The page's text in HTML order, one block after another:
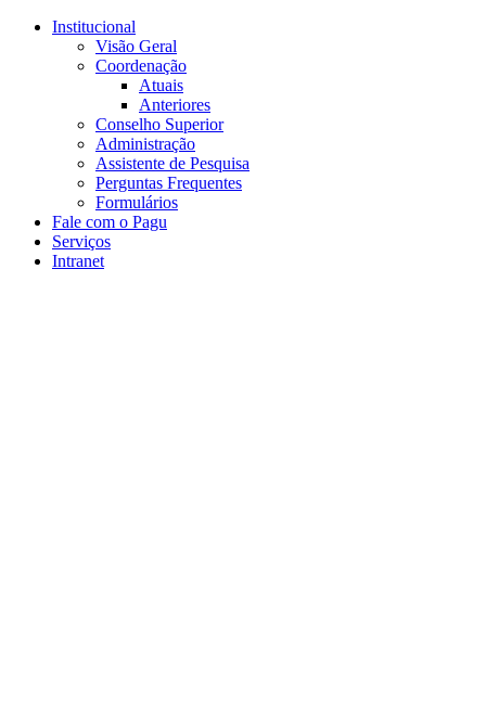
Conteúdo principal
Institucional
Visão Geral
Coordenação
Atuais
Anteriores
Conselho Superior
Administração
Assistente de Pesquisa
Perguntas Frequentes
Formulários
Fale com o Pagu
Serviços
Intranet